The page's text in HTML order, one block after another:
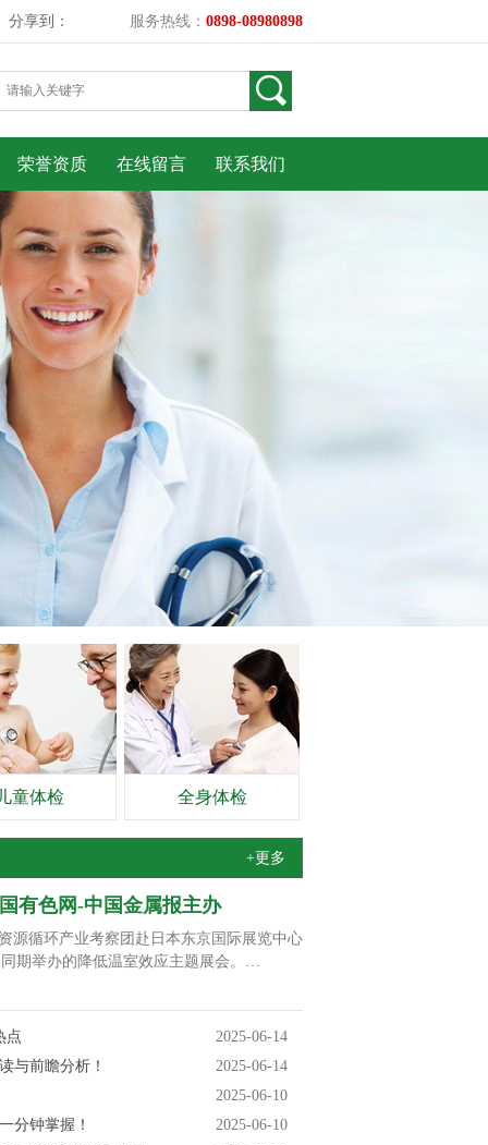
服务热线： 0898-08980898
分享到：
荣誉资质 在线留言 联系我们
童体检 全身体检
+更多
有色网-中国金属报主办
循环产业考察团赴日本东京国际展览中心
同期举办的降低温室效应主题展会。…
点
2025-06-14
与前瞻分析！
2025-06-14
2025-06-10
分钟掌握！
2025-06-10